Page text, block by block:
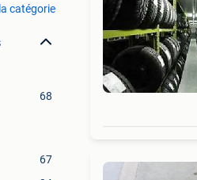
catégorie
68
67